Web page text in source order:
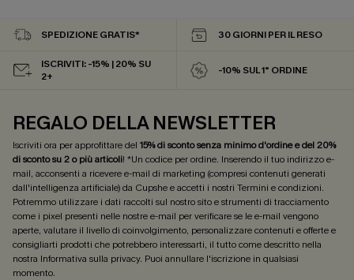
SPEDIZIONE GRATIS* 30 GIORNI PER IL RESO
ISCRIVITI: -15% | 20% SU
2+
-10% SUL 1° ORDINE
REGALO DELLA NEWSLETTER
Iscriviti ora per approfittare del 15% di sconto senza minimo d'ordine e del 20%
di sconto su 2 o più articoli! *Un codice per ordine. Inserendo il tuo indirizzo e-
mail, acconsenti a ricevere e-mail di marketing (compresi contenuti generati
dall'intelligenza artificiale) da Cupshe e accetti i nostri Termini e condizioni.
Potremmo utilizzare i dati raccolti sul nostro sito e strumenti di tracciamento
come i pixel presenti nelle nostre e-mail per verificare se le e-mail vengono
aperte, valutare il livello di coinvolgimento, personalizzare contenuti e offerte e
consigliarti prodotti che potrebbero interessarti, il tutto come descritto nella
nostra Informativa sulla privacy. Puoi annullare l'iscrizione in qualsiasi
momento.